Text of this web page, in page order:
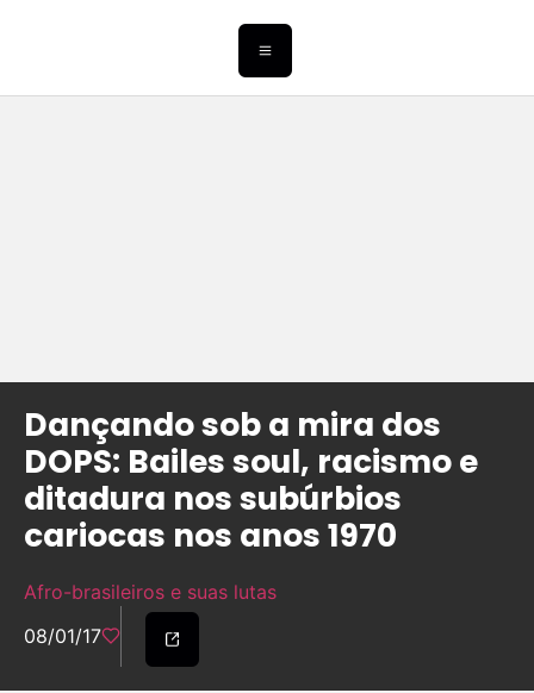
Dançando sob a mira dos
DOPS: Bailes soul, racismo e
ditadura nos subúrbios
cariocas nos anos 1970
Afro-brasileiros e suas lutas
08/01/17